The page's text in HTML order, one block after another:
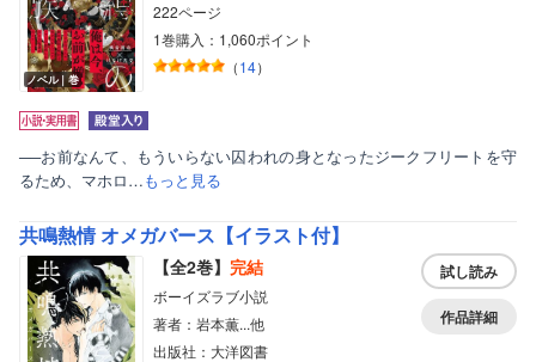
ノベル｜巻
222ページ
1巻購入：1,060ポイント
（14）
──お前なんて、もういらない囚われの身となったジークフリートを守
るため、マホロ…もっと見る
共鳴熱情 オメガバース【イラスト付】
【全2巻】 完結
ボーイズラブ小説
著者：岩本薫...他
出版社：大洋図書
試し読み
作品詳細